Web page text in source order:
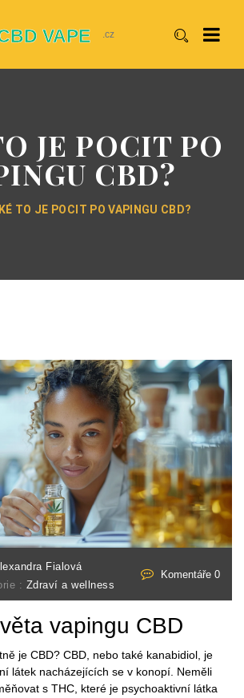
JE POCIT PO
CBD?
TO JE POCIT PO VAPINGU CBD?
Fialová
: Zdraví a wellness
Komentáře 0
vapingu CBD
je CBD? CBD, nebo také kanabidiol, je
látek nacházejících se v konopí. Neměli
s THC, které je psychoaktivní látka